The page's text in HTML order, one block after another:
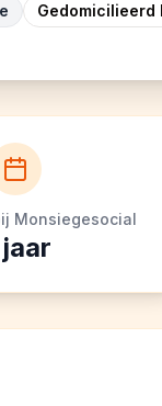
Gedomicilieerd
Monsiegesocial
jaar